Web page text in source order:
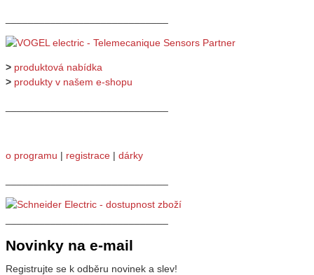
> produktová nabídka
> produkty v našem e-shopu
o programu | registrace | dárky
Novinky na e-mail
Registrujte se k odběru novinek a slev!